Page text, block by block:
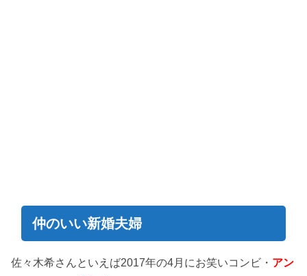
仲のいい新婚夫婦
佐々木希さんといえば2017年の4月にお笑いコンビ・ アン